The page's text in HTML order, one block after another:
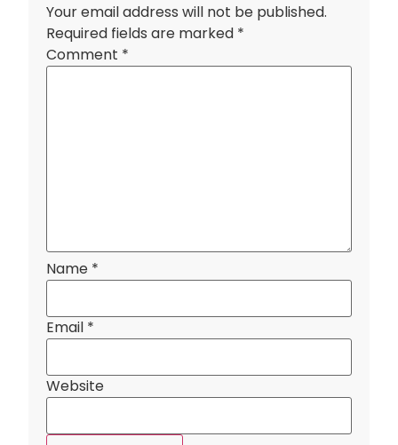
Your email address will not be published.
Required fields are marked *
Comment *
Name *
Email *
Website